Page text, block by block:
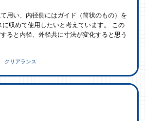
用い、内径側にはガイド（筒状のもの）を
に収めて使用したいと考えています。 この
ると内径、外径共に寸法が変化すると思う
クリアランス